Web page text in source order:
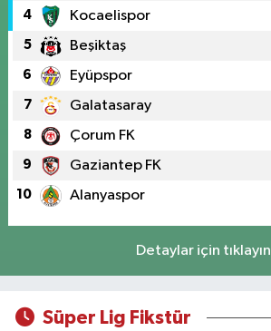
4 Kocaelispor
5 Beşiktaş
6 Eyüpspor
7 Galatasaray
8 Çorum FK
9 Gaziantep FK
10 Alanyaspor
Detaylar için tıklayın
Süper Lig Fikstür